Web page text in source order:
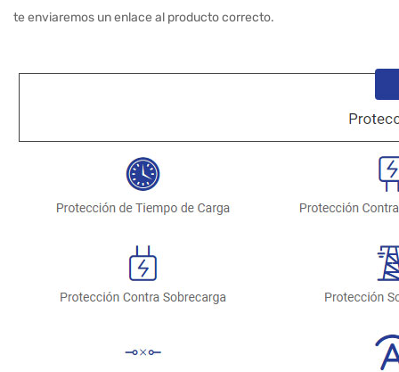
te enviaremos un enlace al producto correcto.